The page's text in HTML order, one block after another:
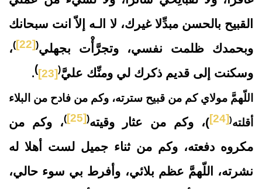
القبيح بالحسن مبدِّلا غيرك، لا الـه إلاّ انت سبحانك
وبحمدك ظلمت نفسي، وتجرَّأْت بجهلي(
[22]
)،
وسكنت إلى قديم ذكرك لي ومنِّك عليَّ(
[23]
)
.
اللّهمَّ مولاي كم من قبيح سترته، وكم من فادح من البلاء
أقلته(
[24])، وكم من عثار وقيته(
[25]
)، وكم من
مكروه دفعته، وكم من ثناء جميل لست أهلا له
نشرته، اللّهمَّ عظم بلائي، وأفرط بي سوء حالي،